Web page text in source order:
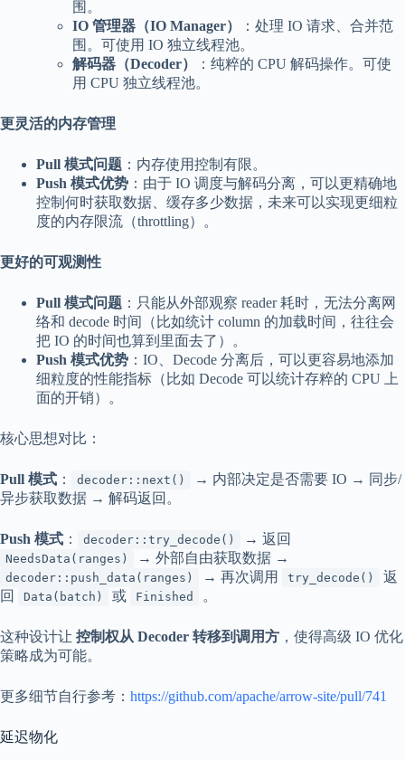
围。
IO 管理器（IO Manager）
：处理 IO 请求、合并范
围。可使用 IO 独立线程池。
解码器（Decoder）
：纯粹的 CPU 解码操作。可使
用 CPU 独立线程池。
更灵活的内存管理
Pull 模式问题 ：内存使用控制有限。
Push 模式优势 ：由于 IO 调度与解码分离，可以更精确地
控制何时获取数据、缓存多少数据，未来可以实现更细粒
度的内存限流（throttling）。
更好的可观测性
Pull 模式问题 ：只能从外部观察 reader 耗时，无法分离网
络和 decode 时间（比如统计 column 的加载时间，往往会
把 IO 的时间也算到里面去了）。
Push 模式优势 ：IO、Decode 分离后，可以更容易地添加
细粒度的性能指标（比如 Decode 可以统计存粹的 CPU 上
面的开销）。
核心思想对比：
Pull 模式 ： decoder::next()
→ 内部决定是否需要 IO → 同步/
异步获取数据 → 解码返回。
Push 模式 ： decoder::try_decode() → 返回
NeedsData(ranges) → 外部自由获取数据 →
decoder::push_data(ranges) → 再次调用 try_decode()
返
回
Data(batch) 或 Finished 。
这种设计让 控制权从 Decoder 转移到调用方 ，使得高级 IO 优化
策略成为可能。
更多细节自行参考： https://github.com/apache/arrow-site/pull/741
延迟物化